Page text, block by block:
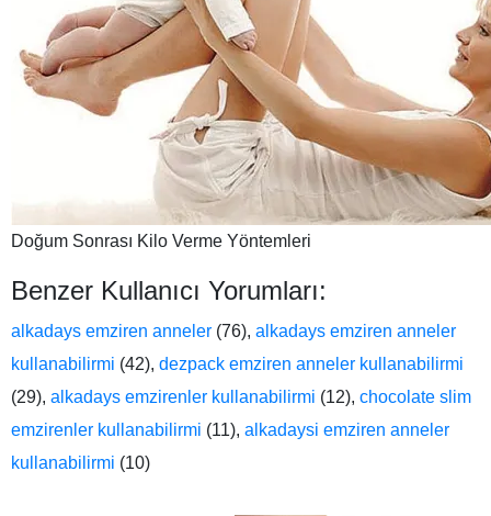
Doğum Sonrası Kilo Verme Yöntemleri
Benzer Kullanıcı Yorumları:
alkadays emziren anneler (76), alkadays emziren anneler
kullanabilirmi (42), dezpack emziren anneler kullanabilirmi
(29), alkadays emzirenler kullanabilirmi (12), chocolate slim
emzirenler kullanabilirmi (11), alkadaysi emziren anneler
kullanabilirmi (10)